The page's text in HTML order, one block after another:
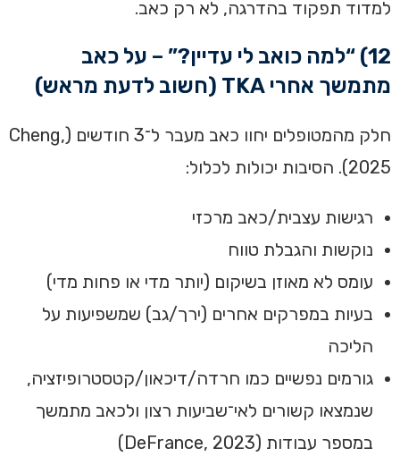
למדוד תפקוד בהדרגה, לא רק כאב.
12) “למה כואב לי עדיין?” – על כאב
מתמשך אחרי TKA (חשוב לדעת מראש)
חלק מהמטופלים יחוו כאב מעבר ל־3 חודשים (Cheng,
2025). הסיבות יכולות לכלול:
רגישות עצבית/כאב מרכזי
נוקשות והגבלת טווח
עומס לא מאוזן בשיקום (יותר מדי או פחות מדי)
בעיות במפרקים אחרים (ירך/גב) שמשפיעות על
הליכה
גורמים נפשיים כמו חרדה/דיכאון/קטסטרופיזציה,
שנמצאו קשורים לאי־שביעות רצון ולכאב מתמשך
במספר עבודות (DeFrance, 2023)